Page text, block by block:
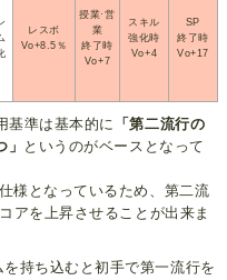
レスボ
Vo+8.5％
授業·営
業
終了時
Vo+7
スキル
強化時
Vo+4
SP
終了時
Vo+17
基準は基本的に 「第二流行の
というのがベースとなって
様となっているため、第二流
アを上昇させることが出来ま
持ち込むと初手で第一流行を